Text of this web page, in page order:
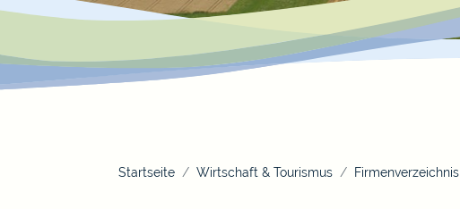
Startseite Wirtschaft & Tourismus Firmenverzeichnis